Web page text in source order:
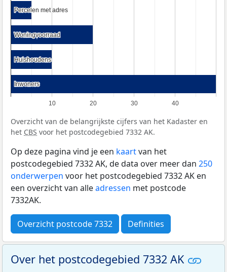
10 20 30 40
Percelen met adres
Percelen met adres
Woningvoorraad
Woningvoorraad
Huishoudens
Huishoudens
Inwoners
Inwoners
Overzicht van de belangrijkste cijfers van het Kadaster en
het CBS voor het postcodegebied 7332 AK.
Op deze pagina vind je een kaartvan het
postcodegebied 7332 AK, de data over meer dan 250
onderwerpen voor het postcodegebied 7332 AK en
een overzicht van alleadressen met postcode
7332AK.
Overzicht postcode 7332 Definities
Over het postcodegebied 7332 AK